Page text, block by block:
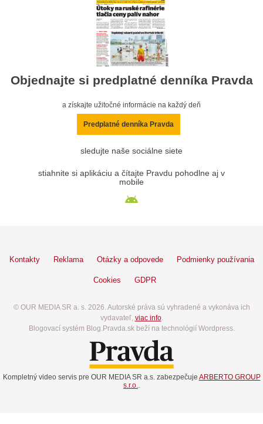
Objednajte si predplatné denníka Pravda
a získajte užitočné informácie na každý deň
Predplatné denníka Pravda
sledujte naše sociálne siete
stiahnite si aplikáciu a čítajte Pravdu pohodlne aj v
mobile
Kontakty Reklama Otázky a odpovede Podmienky používania
Cookies GDPR
© OUR MEDIA SR a. s. 2026. Autorské práva sú vyhradené a vykonáva ich
vydavateľ, viac info.
Blogovací systém Blog.Pravda.sk beží na technológií Wordpress.
Kompletný video servis pre OUR MEDIA SR a.s. zabezpečuje ARBERTO GROUP
s.r.o..